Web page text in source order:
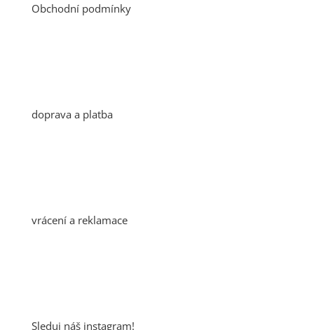
Obchodní podmínky
doprava a platba
vrácení a reklamace
Sleduj náš instagram!